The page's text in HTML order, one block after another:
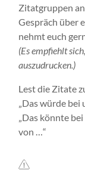
Zitatgruppen
Gespräch über
nehmt euch
(Es empfiehlt
auszudrucken.)
Lest die Zitate
„Das würde bei
„Das könnte
von …“